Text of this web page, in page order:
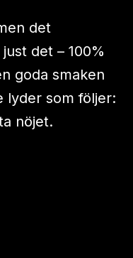
det
det – 100%
goda smaken
lyder som följer:
nöjet.